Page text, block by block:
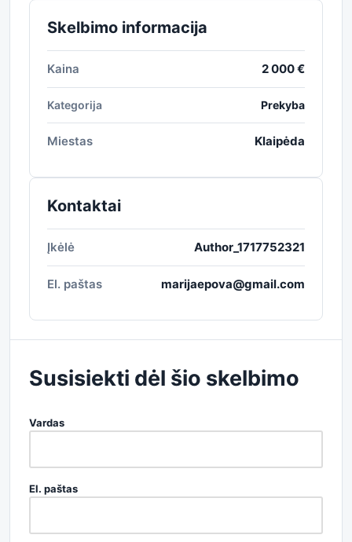
Skelbimo informacija
Kaina 2 000 €
Kategorija Prekyba
Miestas Klaipėda
Kontaktai
Įkėlė Author_1717752321
El. paštas marijaepova@gmail.com
Susisiekti dėl šio skelbimo
Vardas
El. paštas